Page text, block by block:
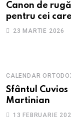
Canon de
pentru cei
de depresie și
23 MARTIE 2026
CALENDAR
Sfântul Cuvios
Martinian
13 FEBRUARIE